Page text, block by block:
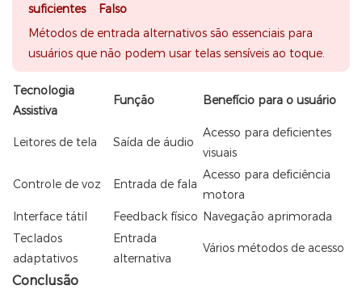
suficientes Falso
Métodos de entrada alternativos são essenciais para
usuários que não podem usar telas sensíveis ao toque.
Tecnologia
Assistiva
Função Benefício para o usuário
Leitores de tela Saída de áudio
Acesso para deficientes
visuais
Controle de voz Entrada de fala
Acesso para deficiência
motora
Interface tátil
Feedback físico Navegação aprimorada
Teclados
adaptativos
Entrada
alternativa
Vários métodos de acesso
Conclusão